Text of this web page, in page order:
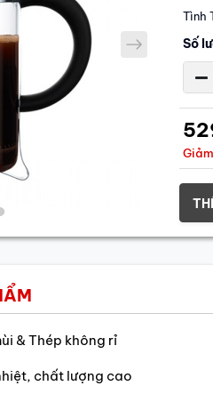
Tình
Số
& Thép không rỉ
chất lượng cao